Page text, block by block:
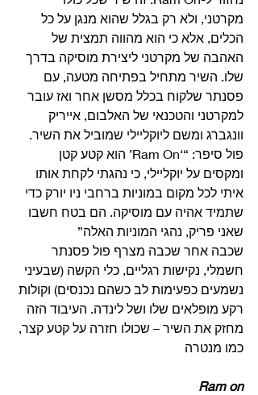
מקרטני, ולא רק בגלל שהוא מנגן על כל
הכלים, אלא כי הוא מהווה תמצית של
האהבה של מקרטני ליצירת מוסיקה בדרך
שלו. השיר מתחיל בפתיחה מטעה, עם
פסנתר שלקוח בכלל מסשן אחר ואז עובר
למקרטני והטכנאי של האלבום, אייריק
וונגברג ומשם ליוקליילי שמוביל את השיר.
פול סיפר: “‘Ram On’ הוא קטע קטן
ומקסים על יוקליילי, כי נהגתי לקחת אותו
איתי לכל מקום במוניות ברחבי ניו יורק כדי
שתמיד אהיה עם מוסיקה. הם בטח חשבו
שאני פריק, נהגי המוניות האלה”
שכבה אחר שכבה מצרף פול פסנתר
חשמלי, נקישות רגליים, כלי הקשה (שבעיני
נשמעים כפעימות לב כשהם נכנסים) וקולות
רקע מופלאים שלו ושל לינדה. העיבוד הזה
מחזק את השיר – שכולו חזרה על קטע קצר,
כמו מנטרה
Ram on